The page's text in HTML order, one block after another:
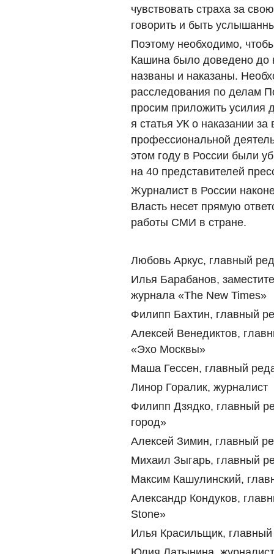
чувствовать страха за
говорить и быть
Поэтому необходимо,
Кашина было доведено до
названы и наказаны.
расследования по делам
просим приложить усилия
я статья УК о наказании за
профессиональной
этом году в России были
на 40 представителей
Журналист в России
Власть несет прямую
работы СМИ в стране.
Любовь Аркус, главный
Илья Барабанов,
журнала «The New Times»
Филипп Бахтин, главный
Алексей Венедиктов,
«Эхо Москвы»
Маша Гессен, главный
Линор Горалик, журналист
Филипп Дзядко, главный
город»
Алексей Зимин, главный
Михаил Зыгарь, главный
Максим Кашулинский,
Александр Кондуков,
Stone»
Илья Красильщик,